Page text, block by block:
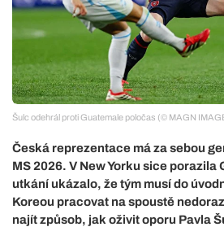
Šulc odehrál proti Guatemale poločas (© MAGN
Česká reprezentace má za sebou
MS 2026. V New Yorku sice porazila
utkání ukázalo, že tým musí do
Koreou pracovat na spoustě
najít způsob, jak oživit oporu Pavla